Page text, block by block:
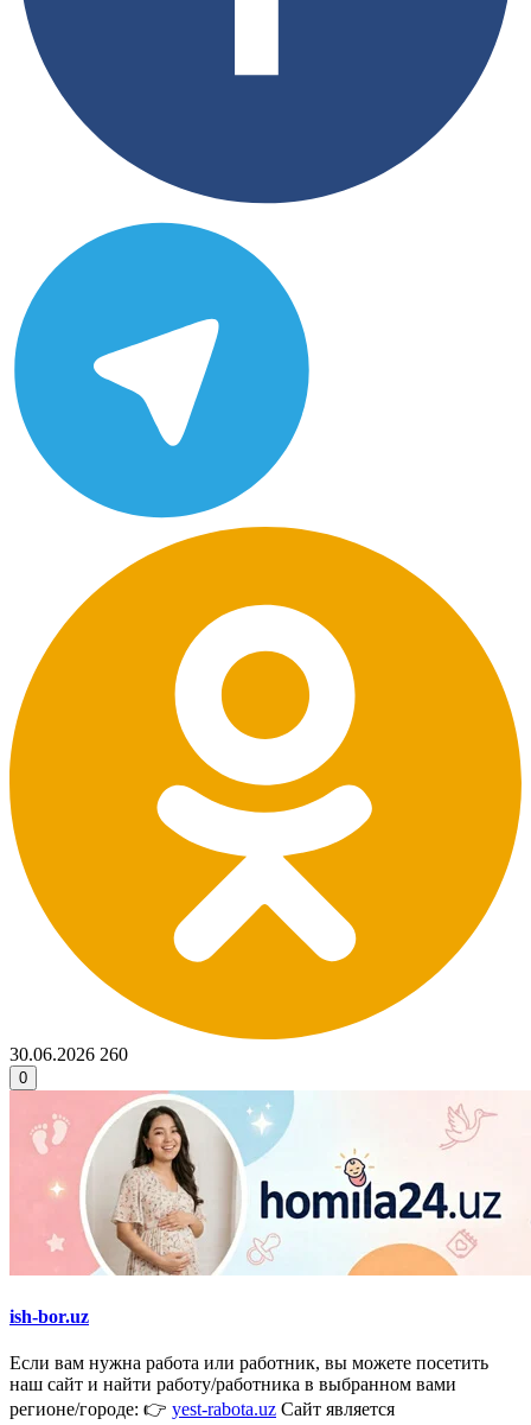
30.06.2026 260
0
ish-bor.uz
Если вам нужна работа или работник, вы можете посетить
наш сайт и найти работу/работника в выбранном вами
регионе/городе: 👉 yest-rabota.uz Сайт является